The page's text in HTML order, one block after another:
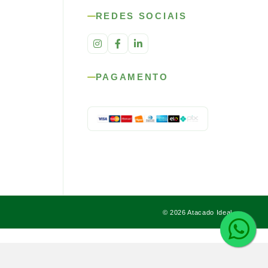
REDES SOCIAIS
PAGAMENTO
© 2026 Atacado Ideal